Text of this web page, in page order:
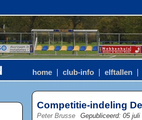
home club-info elftallen
Competitie-indeling
Peter Brusse Gepubliceerd: 05 juli